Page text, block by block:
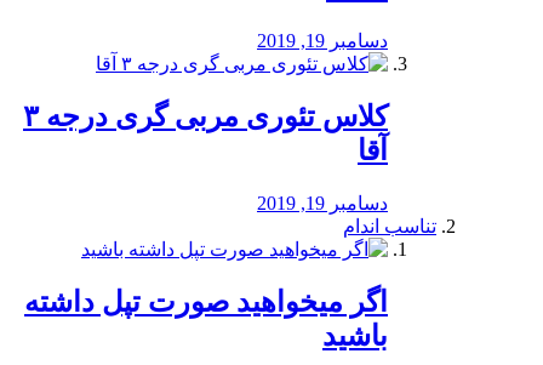
دسامبر 19, 2019
کلاس تئوری مربی گری درجه ۳
آقا
دسامبر 19, 2019
تناسب اندام
اگر میخواهید صورت تپل داشته
باشید